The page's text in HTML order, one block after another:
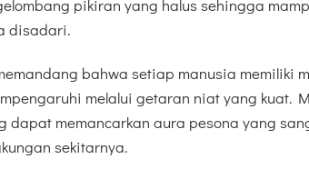
pikiran yang halus sehingga
disadari.
bahwa setiap manusia memiliki
melalui getaran niat yang kuat.
dapat memancarkan aura pesona yang
sekitarnya.